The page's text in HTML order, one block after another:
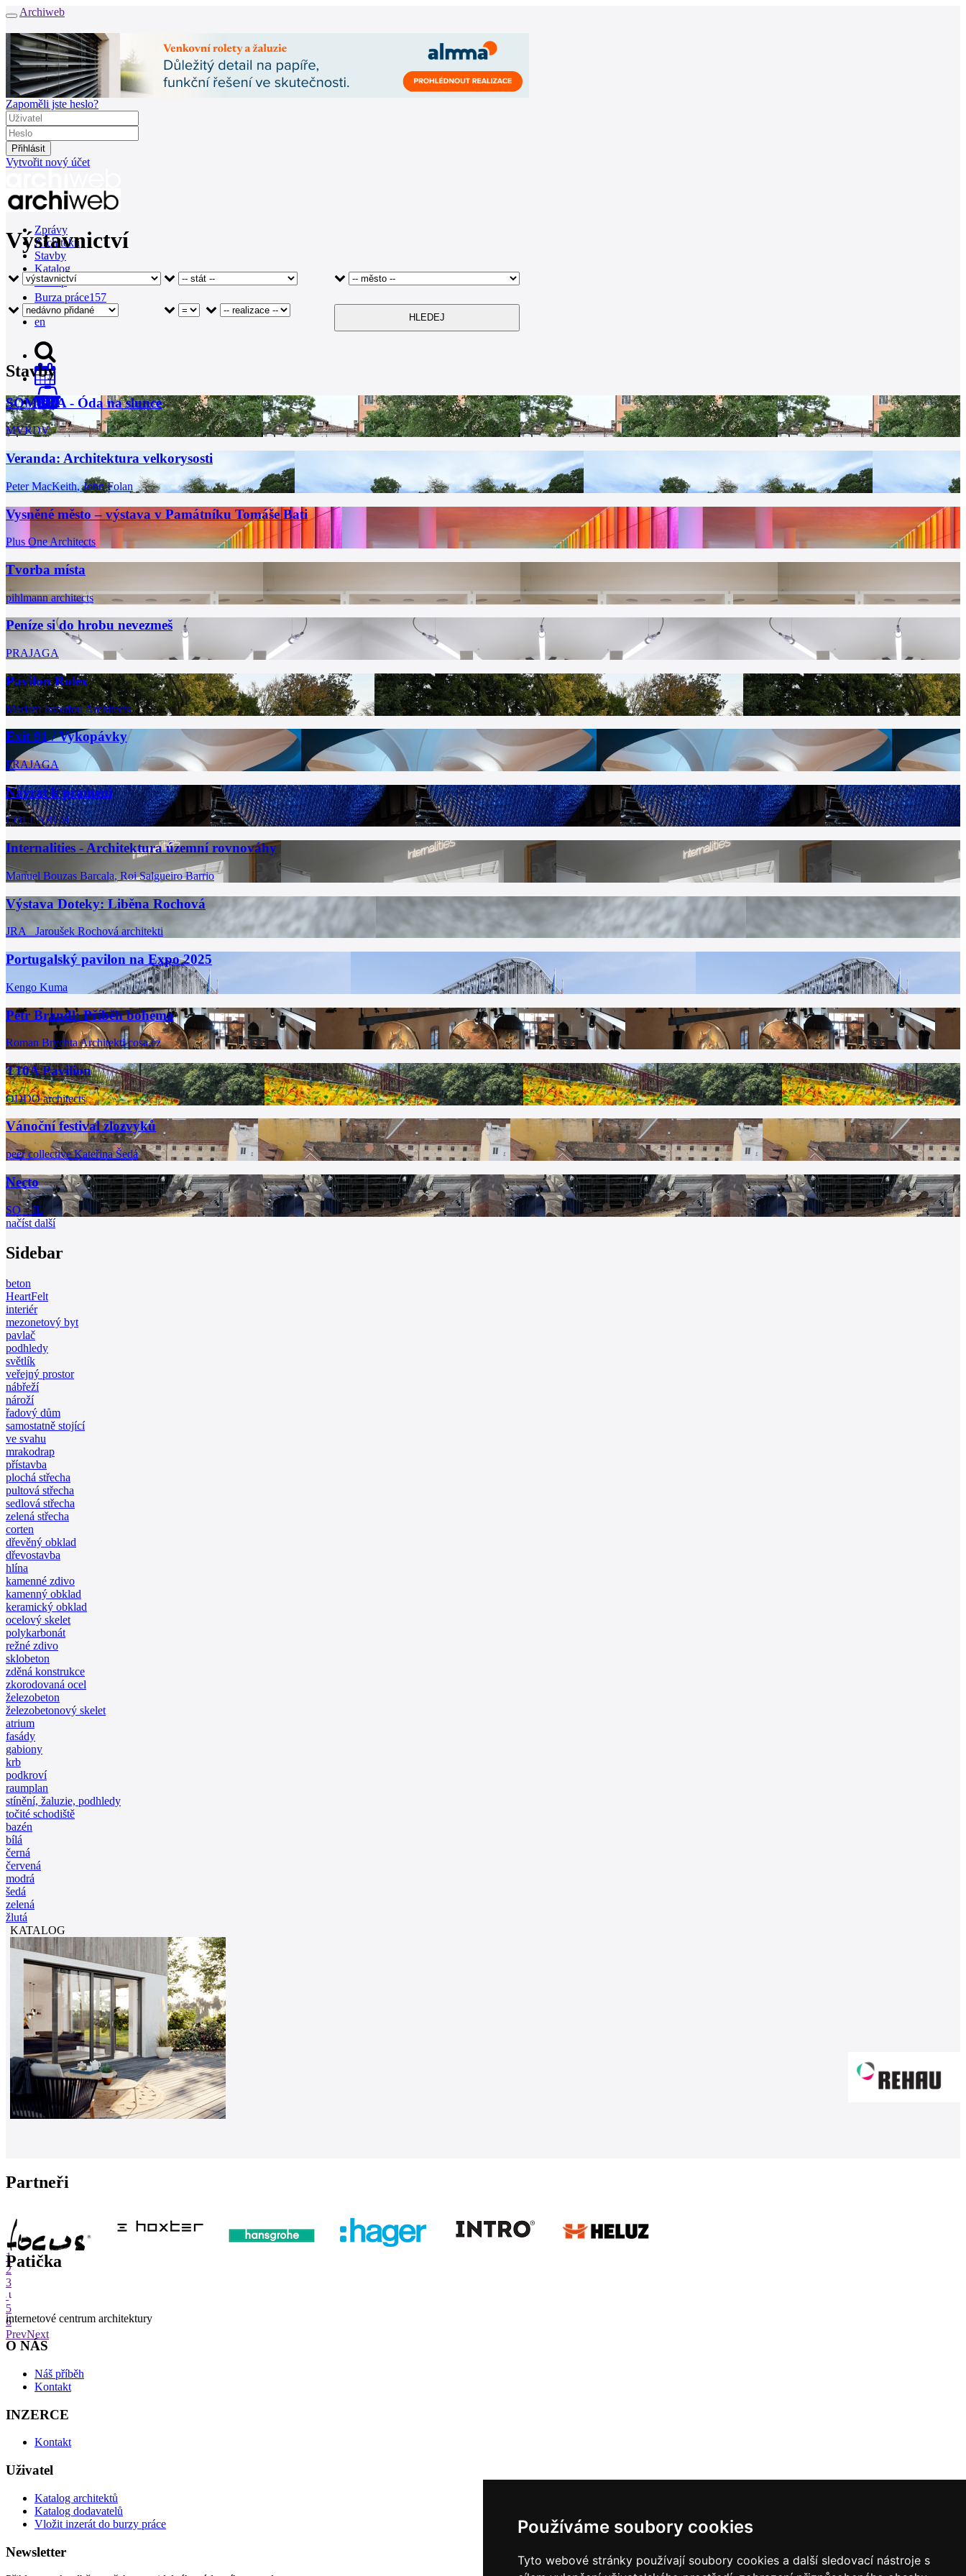
Používáme soubory cookies
Tyto webové stránky používají soubory cookies a další sledovací nástroje s
Archiweb
Zapoměli jste heslo?
Vytvořit nový účet
Zprávy
Architekti
Stavby
Katalog
E-shop
Burza práce157
en
0
Výstavnictví
Stavby
SOMBRA - Óda na slunce
MVRDV
Veranda: Architektura velkorysosti
Peter MacKeith,John Folan
Vysněné město – výstava v Památníku Tomáše Bati
Plus One Architects
Tvorba místa
pihlmann architects
Peníze si do hrobu nevezmeš
PRAJAGA
Pavilon Rolex
Mariam Issoufou Architects
Exit 91 / Vykopávky
PRAJAGA
Návrat k prameni
COLLARCH
Internalities - Architektura územní rovnováhy
Manuel Bouzas Barcala, Roi Salgueiro Barrio
Výstava Doteky: Liběna Rochová
JRA Jaroušek Rochová architekti
Portugalský pavilon na Expo 2025
Kengo Kuma
Petr Brandl: Příběh bohéma
Roman Brychta Architekti cosa.cz
T10A Pavilion
ODDO architects
Vánoční festival zlozvyků
peer collective Kateřina Šedá
Necto
SO – IL
načíst další
Sidebar
beton
HeartFelt
interiér
mezonetový byt
pavlač
podhledy
světlík
veřejný prostor
nábřeží
nároží
řadový dům
samostatně stojící
ve svahu
mrakodrap
přístavba
plochá střecha
pultová střecha
sedlová střecha
zelená střecha
corten
dřevěný obklad
dřevostavba
hlína
kamenné zdivo
kamenný obklad
keramický obklad
ocelový skelet
polykarbonát
režné zdivo
sklobeton
zděná konstrukce
zkorodovaná ocel
železobeton
železobetonový skelet
atrium
fasády
gabiony
krb
podkroví
raumplan
stínění, žaluzie, podhledy
točité schodiště
bazén
bílá
černá
červená
modrá
šedá
zelená
žlutá
KATALOG
Partneři
1
2
3
4
5
6
PrevNext
Patička
internetové centrum architektury
O NÁS
Náš příběh
Kontakt
INZERCE
Kontakt
Uživatel
Katalog architektů
Katalog dodavatelů
Vložit inzerát do burzy práce
Newsletter